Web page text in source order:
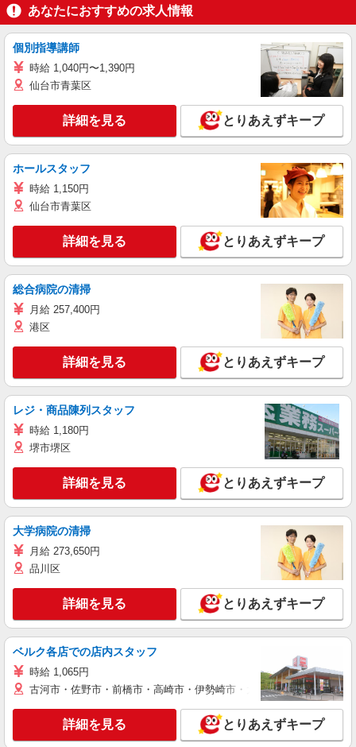
あなたにおすすめの求人情報
個別指導講師
時給 1,040円〜1,390円
仙台市青葉区
詳細を見る とりあえずキープ
ホールスタッフ
時給 1,150円
仙台市青葉区
詳細を見る とりあえずキープ
総合病院の清掃
月給 257,400円
港区
詳細を見る とりあえずキープ
レジ・商品陳列スタッフ
時給 1,180円
堺市堺区
詳細を見る とりあえずキープ
大学病院の清掃
月給 273,650円
品川区
詳細を見る とりあえずキープ
ベルク各店での店内スタッフ
時給 1,065円
古河市・佐野市・前橋市・高崎市・伊勢崎市・太田市・館林市・藤
詳細を見る とりあえずキープ